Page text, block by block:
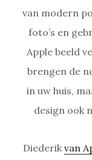
van modern
foto’s en
Apple beeld
brengen de
in uw huis,
design ook
Diederik van